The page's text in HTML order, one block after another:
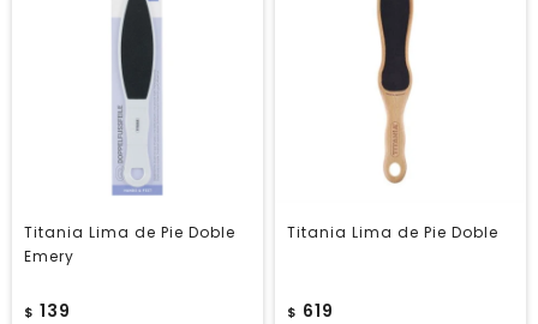
Titania Lima de Pie Doble
Emery
$ 139
Titania Lima de Pie Doble
$ 619